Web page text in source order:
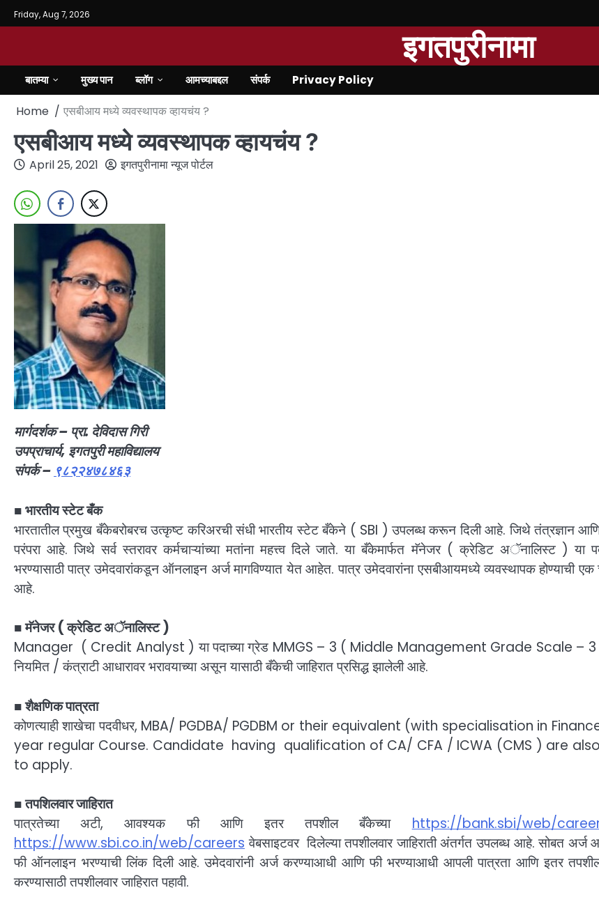
Friday, Aug 7, 2026
इगतपुरीनामा
बातम्या मुख्य पान ब्लॉग आमच्याबद्दल संपर्क Privacy Policy
Home एसबीआय मध्ये व्यवस्थापक व्हायचंय ?
एसबीआय मध्ये व्यवस्थापक व्हायचंय ?
April 25, 2021 इगतपुरीनामा न्यूज पोर्टल
मार्गदर्शक – प्रा. देविदास गिरी
उपप्राचार्य, इगतपुरी महाविद्यालय
संपर्क – ९८२२४७८४६३
■भारतीय स्टेट बँक
भारतातील प्रमुख बँकेबरोबरच उत्कृष्ट करिअरची संधी भारतीय स्टेट बँकेने ( SBI ) उपलब्ध करून दिली आहे. जिथे तंत्रज्ञान आणि
परंपरा आहे. जिथे सर्व स्तरावर कर्मचाऱ्यांच्या मतांना महत्त्व दिले जाते. या बँकेमार्फत मॅनेजर ( क्रेडिट अॅनालिस्ट ) या
भरण्यासाठी पात्र उमेदवारांकडून ऑनलाइन अर्ज मागविण्यात येत आहेत. पात्र उमेदवारांना एसबीआयमध्ये व्यवस्थापक होण्याची एक
आहे.
■मॅनेजर ( क्रेडिट अॅनालिस्ट )
Manager ( Credit Analyst ) या पदाच्या ग्रेड MMGS – 3 ( Middle Management Grade Scale – 3
नियमित / कंत्राटी आधारावर भरावयाच्या असून यासाठी बँकेची जाहिरात प्रसिद्ध झालेली आहे.
■शैक्षणिक पात्रता
कोणत्याही शाखेचा पदवीधर, MBA/ PGDBA/ PGDBM or their equivalent (with specialisation in
year regular Course. Candidate having qualification of CA/ CFA / ICWA (CMS ) are
to apply.
■तपशिलवार जाहिरात
पात्रतेच्या अटी, आवश्यक फी आणि इतर तपशील बँकेच्या https://bank.sbi/web/
https://www.sbi.co.in/web/careers वेबसाइटवर दिलेल्या तपशीलवार जाहिराती अंतर्गत उपलब्ध आहे. सोबत अर्ज
फी ऑनलाइन भरण्याची लिंक दिली आहे. उमेदवारांनी अर्ज करण्याआधी आणि फी भरण्याआधी आपली पात्रता आणि इतर
करण्यासाठी तपशीलवार जाहिरात पहावी.